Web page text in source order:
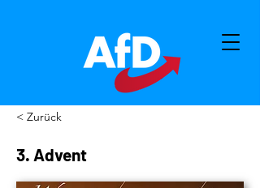
< Zurück
3. Advent